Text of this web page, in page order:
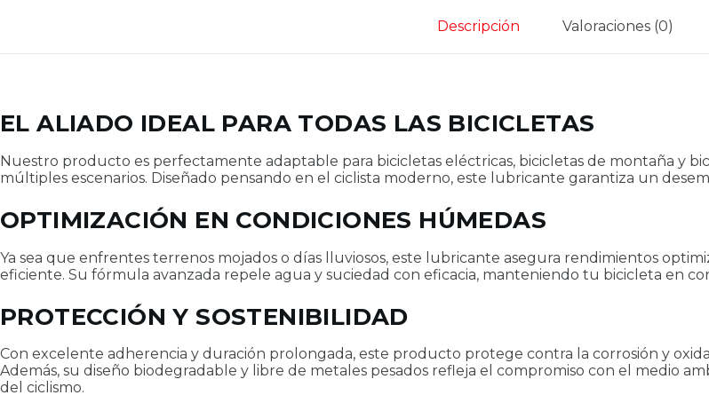
Descripción Valoraciones (0)
EL ALIADO IDEAL PARA TODAS LAS BICICLETAS
Nuestro producto es perfectamente adaptable para bicicletas eléctricas, bicicletas de montaña y
múltiples escenarios. Diseñado pensando en el ciclista moderno, este lubricante garantiza un
OPTIMIZACIÓN EN CONDICIONES HÚMEDAS
Ya sea que enfrentes terrenos mojados o días lluviosos, este lubricante asegura rendimientos
eficiente. Su fórmula avanzada repele agua y suciedad con eficacia, manteniendo tu bicicleta en
PROTECCIÓN Y SOSTENIBILIDAD
Con excelente adherencia y duración prolongada, este producto protege contra la corrosión y
Además, su diseño biodegradable y libre de metales pesados refleja el compromiso con el medio
del ciclismo.